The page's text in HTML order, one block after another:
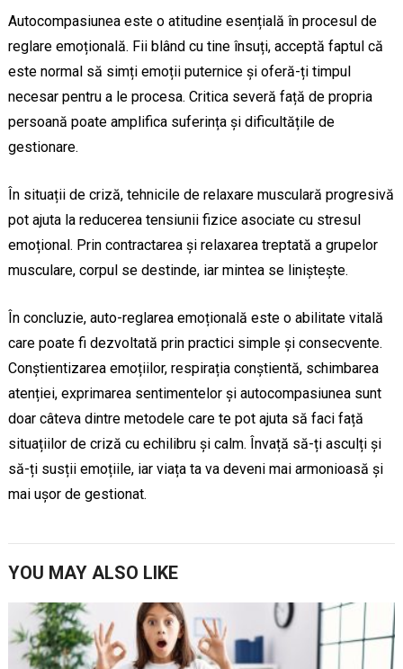
Autocompasiunea este o atitudine esențială în procesul de
reglare emoțională. Fii blând cu tine însuți, acceptă faptul că
este normal să simți emoții puternice și oferă-ți timpul
necesar pentru a le procesa. Critica severă față de propria
persoană poate amplifica suferința și dificultățile de
gestionare.
În situații de criză, tehnicile de relaxare musculară progresivă
pot ajuta la reducerea tensiunii fizice asociate cu stresul
emoțional. Prin contractarea și relaxarea treptată a grupelor
musculare, corpul se destinde, iar mintea se liniștește.
În concluzie, auto-reglarea emoțională este o abilitate vitală
care poate fi dezvoltată prin practici simple și consecvente.
Conștientizarea emoțiilor, respirația conștientă, schimbarea
atenției, exprimarea sentimentelor și autocompasiunea sunt
doar câteva dintre metodele care te pot ajuta să faci față
situațiilor de criză cu echilibru și calm. Învață să-ți asculți și
să-ți susții emoțiile, iar viața ta va deveni mai armonioasă și
mai ușor de gestionat.
YOU MAY ALSO LIKE